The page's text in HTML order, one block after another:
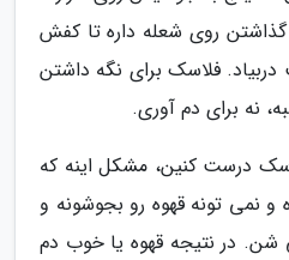
گذاشتن روی شعله داره تا کفش
فلاسک برای نگه داشتن
نه برای دم آوری.
درست کنین، مشکل اینه که
نمی تونه قهوه رو بجوشونه و
در نتیجه قهوه یا خوب دم